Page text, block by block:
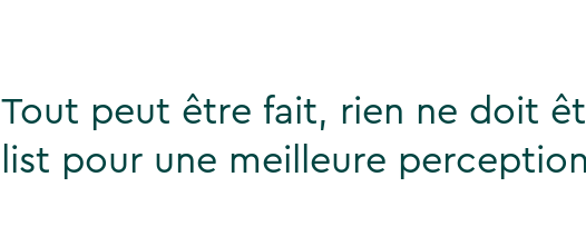
Tout peut être fait, rien ne doit
list pour une meilleure